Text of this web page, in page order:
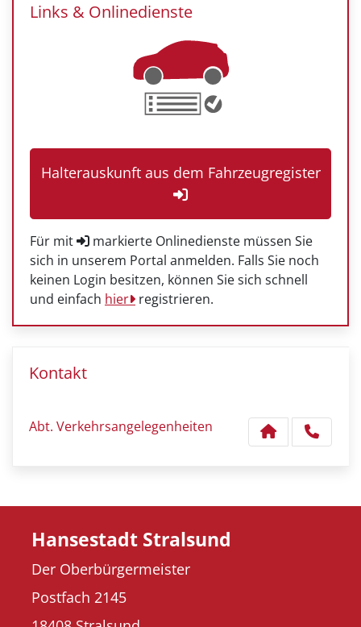
Links & Onlinedienste
Halterauskunft aus dem Fahrzeugregister
Für mit
markierte Onlinedienste müssen Sie
sich in unserem Portal anmelden. Falls Sie noch
keinen Login besitzen, können Sie sich schnell
und einfach hier registrieren.
Kontakt
Abt. Verkehrsangelegenheiten
Hansestadt Stralsund
Der Oberbürgermeister
Postfach 2145